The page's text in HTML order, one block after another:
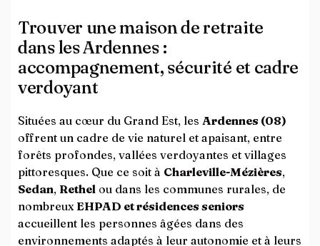
Trouver une maison de retraite
dans les Ardennes :
accompagnement, sécurité et cadre
verdoyant
Situées au cœur du Grand Est, les Ardennes (08)
offrent un cadre de vie naturel et apaisant, entre
forêts profondes, vallées verdoyantes et villages
pittoresques. Que ce soit à Charleville-Mézières,
Sedan, Rethel ou dans les communes rurales, de
nombreux EHPAD et résidences seniors
accueillent les personnes âgées dans des
environnements adaptés à leur autonomie et à leurs